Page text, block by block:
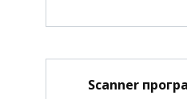
Scanner